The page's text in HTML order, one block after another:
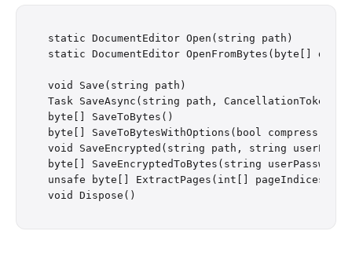
static DocumentEditor Open(string path)
static DocumentEditor OpenFromBytes(byte[] data)
void Save(string path)
Task SaveAsync(string path, CancellationToken
byte[] SaveToBytes()
byte[] SaveToBytesWithOptions(bool compress,
void SaveEncrypted(string path, string
byte[] SaveEncryptedToBytes(string
unsafe byte[] ExtractPages(int[] pageIndices)